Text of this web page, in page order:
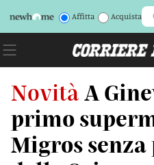
Affitta Acquista
Novità A
primo
Migros senza